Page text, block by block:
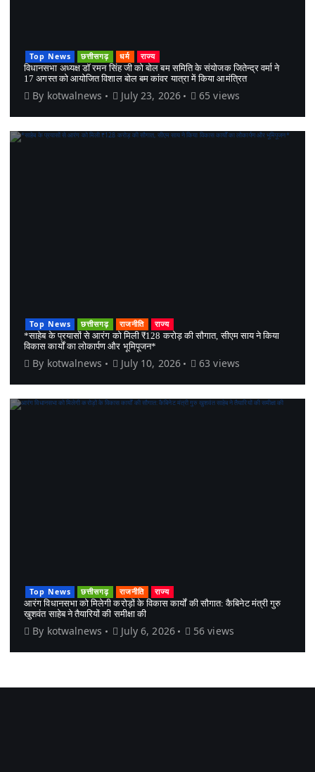
Top News छत्तीसगढ़ धर्म
राज्य
विधानसभा अध्यक्ष डॉ रमन सिंह जी को बोल बम समिति के संयोजक जितेन्द्र वर्मा ने
17 अगस्त को आयोजित विशाल बोल बम कांवर यात्रा में किया आमंत्रित
By kotwalnews July 23, 2026 65 views
Top News छत्तीसगढ़ राजनीति
राज्य
*साहेब के प्रयासों से आरंग को मिली ₹128 करोड़ की सौगात, सीएम साय ने किया
विकास कार्यों का लोकार्पण और भूमिपूजन*
By kotwalnews July 10, 2026 63 views
Top News छत्तीसगढ़ राजनीति
राज्य
आरंग विधानसभा को मिलेगी करोड़ों के विकास कार्यों की सौगात: कैबिनेट मंत्री गुरु
खुशवंत साहेब ने तैयारियों की समीक्षा की
By kotwalnews July 6, 2026 56 views